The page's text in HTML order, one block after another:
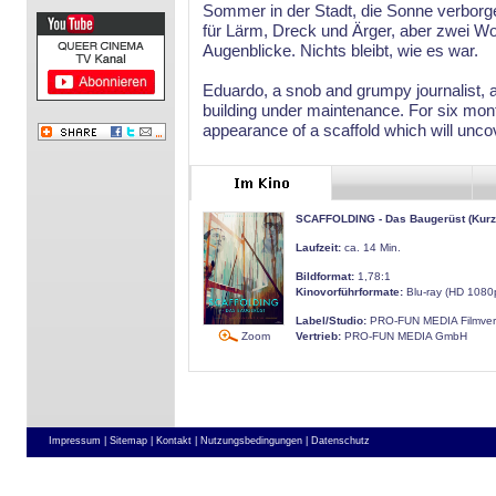
Sommer in der Stadt, die Sonne
für Lärm, Dreck und Ärger, aber zwei
Augenblicke. Nichts bleibt, wie es war.
Eduardo, a snob and grumpy journalist,
building under maintenance. For six
appearance of a scaffold which will
Zoom
SCAFFOLDING - Das Baugerüst
Laufzeit: ca. 14 Min.
Bildformat: 1,78:1
Kinovorführformate: Blu-ray (HD
Label/Studio: PRO-FUN MEDIA
Vertrieb: PRO-FUN MEDIA GmbH
Impressum | Sitemap | Kontakt | Nutzungsbedingungen | Datenschutz